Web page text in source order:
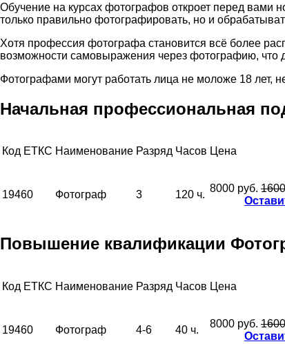
Обучение на курсах фотографов откроет перед вами
только правильно фотографировать, но и
Хотя профессия фотографа становится всё более
возможности самовыражения через фотографию, что
Фотографами могут работать лица не моложе 18 лет,
Начальная профессиональная
Код ЕТКС Наименование Разряд Часов Цена
19460 Фотограф 3 120 ч.
8000 руб.
Повышение квалификации
Код ЕТКС Наименование Разряд Часов Цена
19460 Фотограф 4-6 40 ч.
8000 руб.